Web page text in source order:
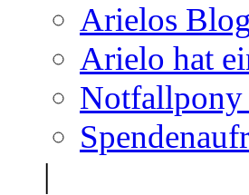
Arielos Blog
Arielo hat
Notfallpony
|